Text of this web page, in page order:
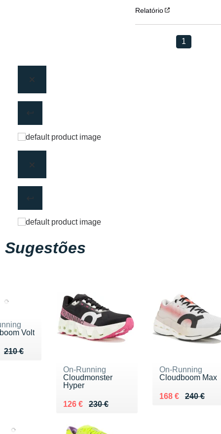
Relatório
1
Sugestões
Volt
210 €
de 210 €
155 €
On-Running
Cloudmonster
Hyper
230 €
Au lieu de 230 €
126 €
Vendu 126 €
On-Running
Cloudboom Max
240 €
Au lieu de 240 €
168 €
Vendu 168 €